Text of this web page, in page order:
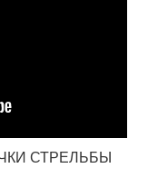
СТРЕЛЬБЫ